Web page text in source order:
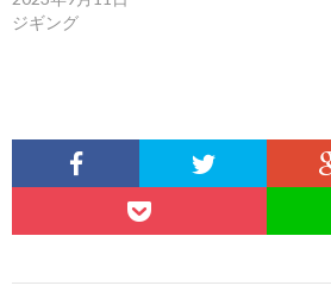
ジギング